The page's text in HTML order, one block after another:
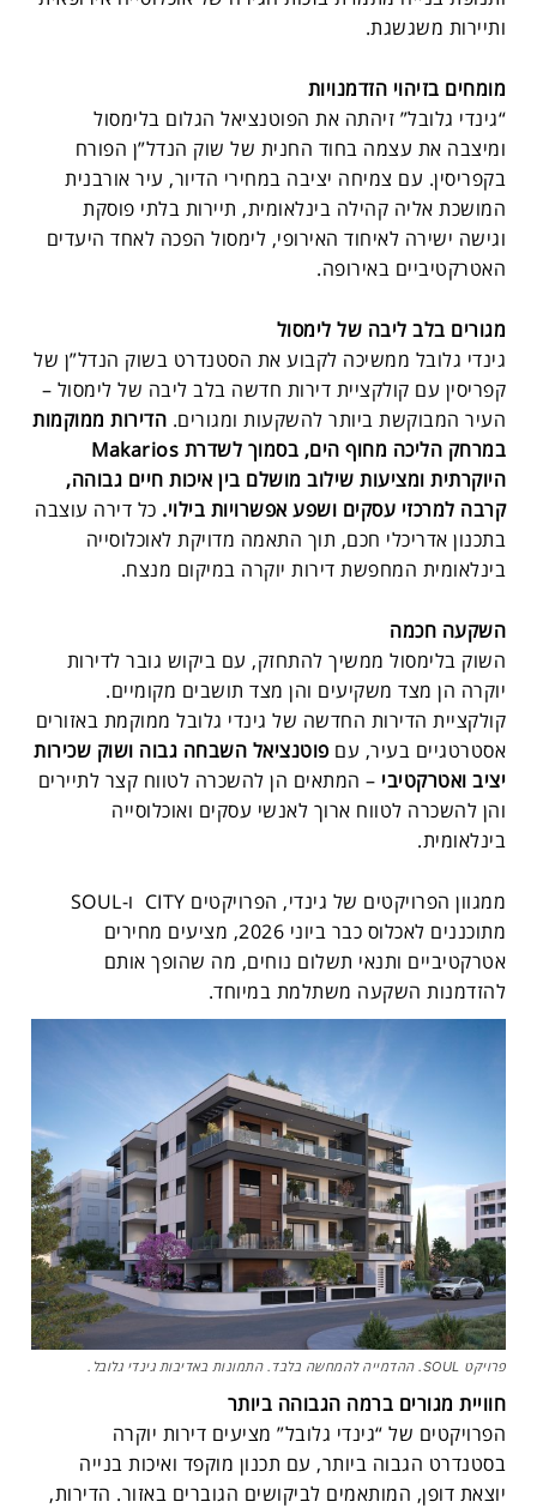
ותיירות משגשגת.
מומחים בזיהוי הזדמנויות
“גינדי גלובל” זיהתה את הפוטנציאל הגלום בלימסול
ומיצבה את עצמה בחוד החנית של שוק הנדל”ן הפורח
בקפריסין. עם צמיחה יציבה במחירי הדיור, עיר אורבנית
המושכת אליה קהילה בינלאומית, תיירות בלתי פוסקת
וגישה ישירה לאיחוד האירופי, לימסול הפכה לאחד היעדים
האטרקטיביים באירופה.
מגורים בלב ליבה של לימסול
גינדי גלובל ממשיכה לקבוע את הסטנדרט בשוק הנדל”ן של
קפריסין עם קולקציית דירות חדשה בלב ליבה של לימסול –
העיר המבוקשת ביותר להשקעות ומגורים. הדירות ממוקמות
היוקרתית ומציעות שילוב מושלם בין איכות חיים גבוהה,
קרבה למרכזי עסקים ושפע אפשרויות בילוי. כל דירה עוצבה
בתכנון אדריכלי חכם, תוך התאמה מדויקת לאוכלוסייה
בינלאומית המחפשת דירות יוקרה במיקום מנצח.
השקעה חכמה
השוק בלימסול ממשיך להתחזק, עם ביקוש גובר לדירות
יוקרה הן מצד משקיעים והן מצד תושבים מקומיים.
קולקציית הדירות החדשה של גינדי גלובל ממוקמת באזורים
אסטרטגיים בעיר, עם פוטנציאל השבחה גבוה ושוק שכירות
יציב ואטרקטיבי – המתאים הן להשכרה לטווח קצר לתיירים
והן להשכרה לטווח ארוך לאנשי עסקים ואוכלוסייה
בינלאומית.
מתוכננים לאכלוס כבר ביוני 2026, מציעים מחירים
אטרקטיביים ותנאי תשלום נוחים, מה שהופך אותם
להזדמנות השקעה משתלמת במיוחד.
פרויקט SOUL. ההדמייה להמחשה בלבד. התמונות באדיבות גינדי גלובל.
חוויית מגורים ברמה הגבוהה ביותר
הפרויקטים של “גינדי גלובל” מציעים דירות יוקרה
בסטנדרט הגבוה ביותר, עם תכנון מוקפד ואיכות בנייה
יוצאת דופן, המותאמים לביקושים הגוברים באזור. הדירות,